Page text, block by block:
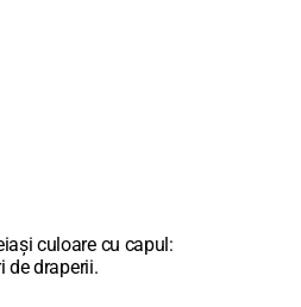
culoare cu capul:
de draperii.